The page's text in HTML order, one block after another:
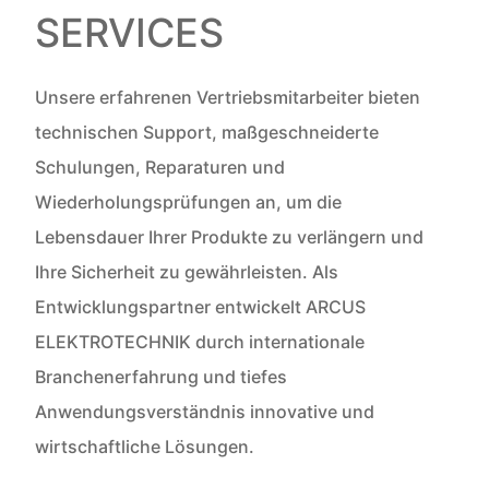
SERVICES
Unsere erfahrenen Vertriebsmitarbeiter bieten
technischen Support, maßgeschneiderte
Schulungen, Reparaturen und
Wiederholungsprüfungen an, um die
Lebensdauer Ihrer Produkte zu verlängern und
Ihre Sicherheit zu gewährleisten. Als
Entwicklungspartner entwickelt ARCUS
ELEKTROTECHNIK durch internationale
Branchenerfahrung und tiefes
Anwendungsverständnis innovative und
wirtschaftliche Lösungen.